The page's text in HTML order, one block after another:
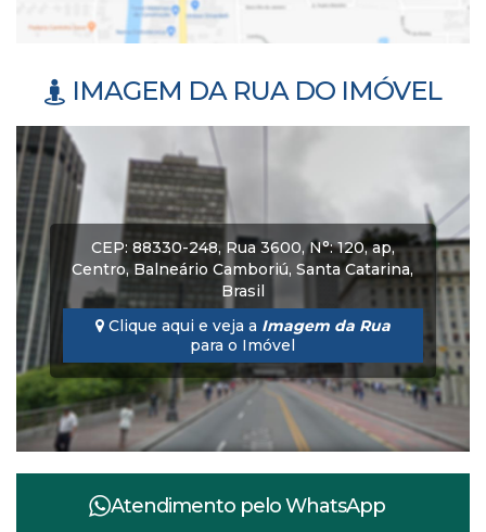
IMAGEM DA RUA DO IMÓVEL
CEP: 88330-248, Rua 3600,N°:120,ap,
Centro, Balneário Camboriú,Santa Catarina,
Brasil
Clique aqui e veja a Imagem da Rua
para o Imóvel
Atendimento peloWhatsApp